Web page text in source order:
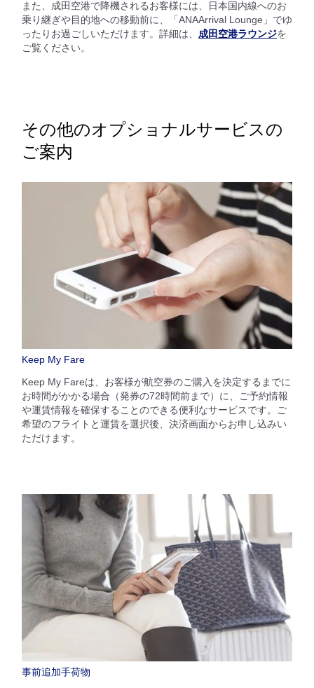
また、成田空港で降機されるお客様には、日本国内線へのお
乗り継ぎや目的地への移動前に、「ANAArrival Lounge」でゆ
ったりお過ごしいただけます。詳細は、 成田空港ラウンジを
ご覧ください。
その他のオプショナルサービスの
ご案内
Keep My Fare
Keep My Fareは、お客様が航空券のご購入を決定するまでに
お時間がかかる場合（発券の72時間前まで）に、ご予約情報
や運賃情報を確保することのできる便利なサービスです。ご
希望のフライトと運賃を選択後、決済画面からお申し込みい
ただけます。
事前追加手荷物